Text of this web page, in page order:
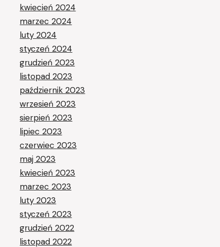
kwiecień 2024
marzec 2024
luty 2024
styczeń 2024
grudzień 2023
listopad 2023
październik 2023
wrzesień 2023
sierpień 2023
lipiec 2023
czerwiec 2023
maj 2023
kwiecień 2023
marzec 2023
luty 2023
styczeń 2023
grudzień 2022
listopad 2022